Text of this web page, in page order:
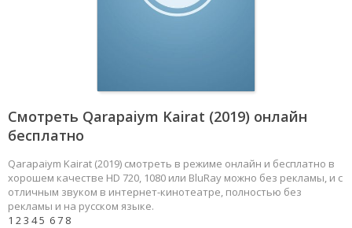
Смотреть Qarapaiym Kairat (2019) онлайн
бесплатно
Qarapaiym Kairat (2019) смотреть в режиме онлайн и бесплатно в
хорошем качестве HD 720, 1080 или BluRay можно без рекламы, и с
отличным звуком в интернет-кинотеатре, полностью без
рекламы и на русском языке.
1 23 45 67 8